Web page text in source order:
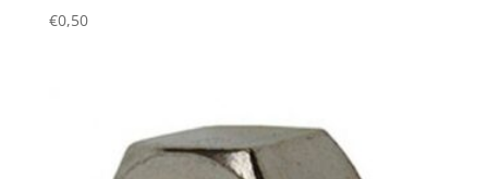
€0,50